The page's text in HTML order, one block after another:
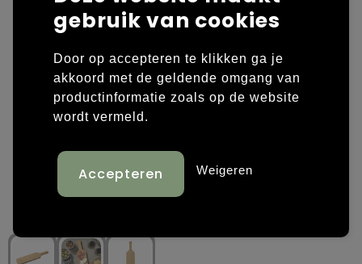
Laptop hoezen en tassen
Overige tassen
Papieren tassen
Reistassen
Schoudertassen
Overige kleding
Polo's
Sweaters bedrukken
Vesten bedrukken
gebruik van cookies
Door op accepteren te klikken ga je
akkoord met de geldende omgang van
productinformatie zoals op de website
wordt vermeld.
Weigeren